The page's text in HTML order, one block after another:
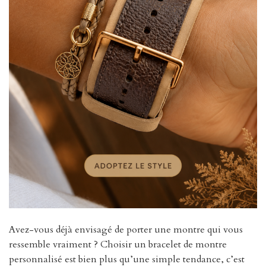
Avez-vous déjà envisagé de porter une montre qui vous
ressemble vraiment ? Choisir un bracelet de montre
personnalisé est bien plus qu’une simple tendance, c’est